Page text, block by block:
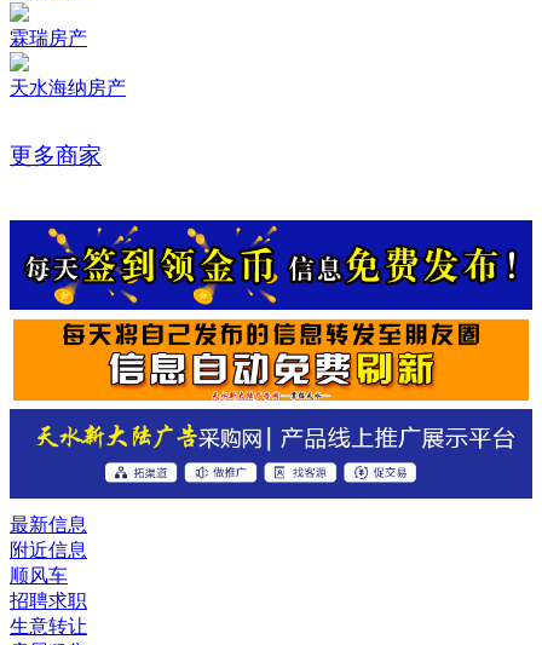
霖瑞房产
天水海纳房产
更多商家
最新信息
附近信息
顺风车
招聘求职
生意转让